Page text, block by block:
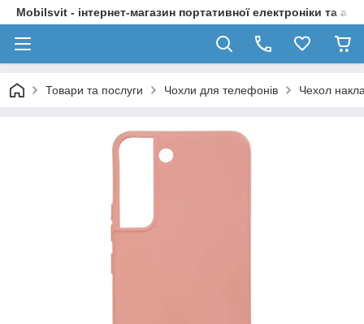
Mobilsvit - інтернет-магазин портативної електроніки та
Товари та послуги Чохли для телефонів Чехол